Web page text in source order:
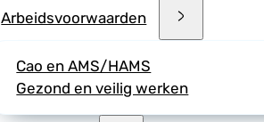
Arbeidsvoorwaarden
Cao en AMS/HAMS
Gezond en veilig werken